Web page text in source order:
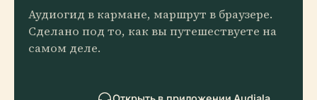
Аудиогид в кармане, маршрут в браузере.
Сделано под то, как вы путешествуете на
самом деле.